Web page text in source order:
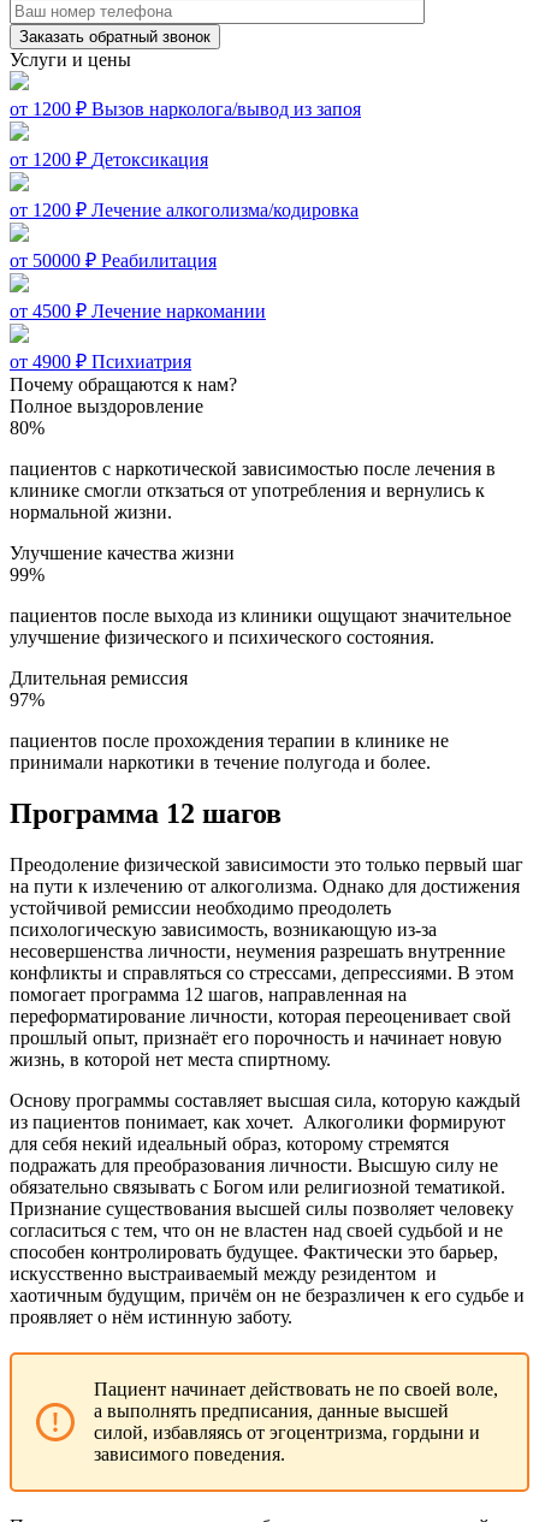
Заказать обратный звонок
Услуги и цены
от 1200 ₽ Вызов нарколога/вывод из запоя
от 1200 ₽ Детоксикация
от 1200 ₽ Лечение алкоголизма/кодировка
от 50000 ₽ Реабилитация
от 4500 ₽ Лечение наркомании
от 4900 ₽ Психиатрия
Почему обращаются к нам?
Полное выздоровление
80%
пациентов с наркотической зависимостью после лечения в
клинике смогли откзаться от употребления и вернулись к
нормальной жизни.
Улучшение качества жизни
99%
пациентов после выхода из клиники ощущают значительное
улучшение физического и психического состояния.
Длительная ремиссия
97%
пациентов после прохождения терапии в клинике не
принимали наркотики в течение полугода и более.
Программа 12 шагов
Преодоление физической зависимости это только первый шаг
на пути к излечению от алкоголизма. Однако для достижения
устойчивой ремиссии необходимо преодолеть
психологическую зависимость, возникающую из-за
несовершенства личности, неумения разрешать внутренние
конфликты и справляться со стрессами, депрессиями. В этом
помогает программа 12 шагов, направленная на
переформатирование личности, которая переоценивает свой
прошлый опыт, признаёт его порочность и начинает новую
жизнь, в которой нет места спиртному.
Основу программы составляет высшая сила, которую каждый
из пациентов понимает, как хочет. Алкоголики формируют
для себя некий идеальный образ, которому стремятся
подражать для преобразования личности. Высшую силу не
обязательно связывать с Богом или религиозной тематикой.
Признание существования высшей силы позволяет человеку
согласиться с тем, что он не властен над своей судьбой и не
способен контролировать будущее. Фактически это барьер,
искусственно выстраиваемый между резидентом и
хаотичным будущим, причём он не безразличен к его судьбе и
проявляет о нём истинную заботу.
Пациент начинает действовать не по своей воле,
а выполнять предписания, данные высшей
силой, избавляясь от эгоцентризма, гордыни и
зависимого поведения.